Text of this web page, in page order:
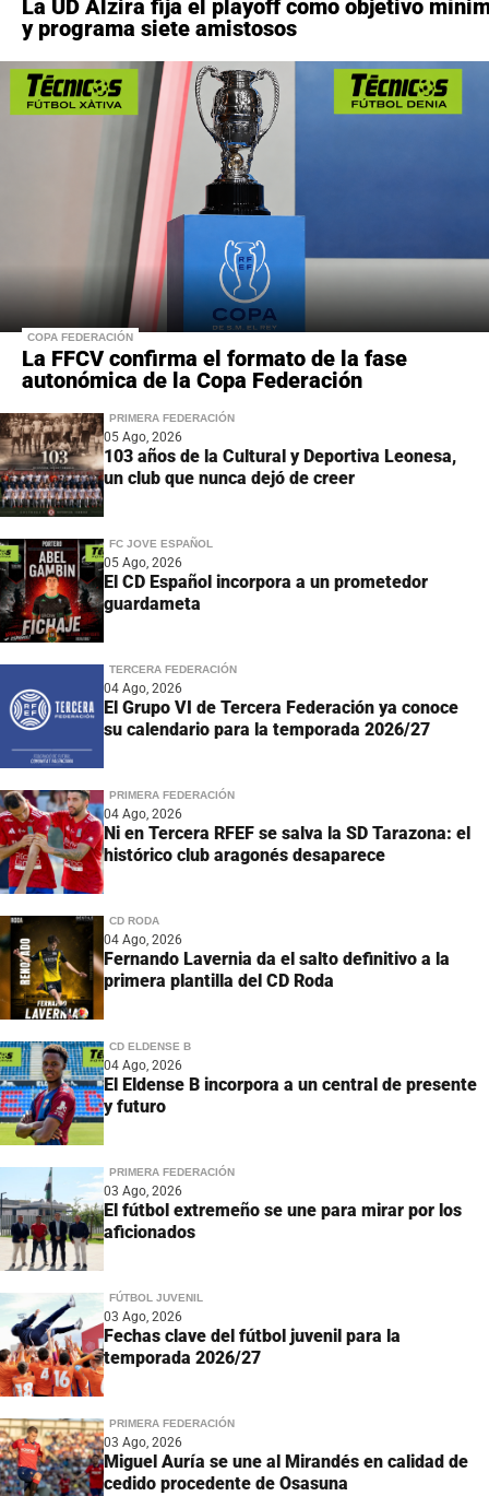
La UD Alzira fija el playoff como objetivo
y programa siete amistosos
COPA FEDERACIÓN
La FFCV confirma el formato de la fase
autonómica de la Copa Federación
PRIMERA FEDERACIÓN
05 Ago, 2026
103 años de la Cultural y Deportiva Leonesa,
un club que nunca dejó de creer
FC JOVE ESPAÑOL
05 Ago, 2026
El CD Español incorpora a un prometedor
guardameta
TERCERA FEDERACIÓN
04 Ago, 2026
El Grupo VI de Tercera Federación ya conoce
su calendario para la temporada 2026/27
PRIMERA FEDERACIÓN
04 Ago, 2026
Ni en Tercera RFEF se salva la SD Tarazona: el
histórico club aragonés desaparece
CD RODA
04 Ago, 2026
Fernando Lavernia da el salto definitivo a la
primera plantilla del CD Roda
CD ELDENSE B
04 Ago, 2026
El Eldense B incorpora a un central de presente
y futuro
PRIMERA FEDERACIÓN
03 Ago, 2026
El fútbol extremeño se une para mirar por los
aficionados
FÚTBOL JUVENIL
03 Ago, 2026
Fechas clave del fútbol juvenil para la
temporada 2026/27
PRIMERA FEDERACIÓN
03 Ago, 2026
Miguel Auría se une al Mirandés en calidad de
cedido procedente de Osasuna